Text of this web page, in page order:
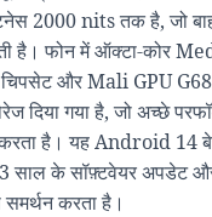
2000 nits तक है, जो
है। फोन में ऑक्टा-कोर
और Mali GPU
दिया गया है, जो अच्छे
है। यह Android 14
साल के सॉफ़्टवेयर अपडेट
समर्थन करता है।